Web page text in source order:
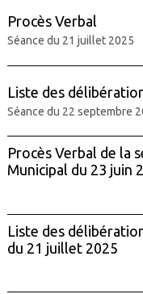
Procès Verbal
Séance du 21 juillet 2025
Liste des
Séance du 22 septembre
Procès Verbal de la
Municipal du 23 juin
Liste des
du 21 juillet 2025